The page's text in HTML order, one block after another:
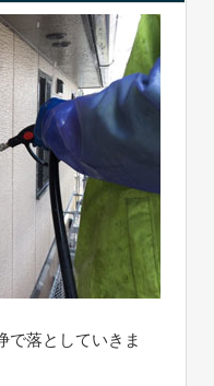
で落としていきま